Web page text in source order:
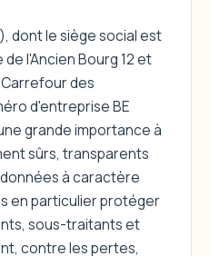
dont le siège social est
de l'Ancien Bourg 12 et
des
d'entreprise BE
grande importance à
sûrs, transparents
à caractère
en particulier protéger
sous-traitants et
contre les pertes,